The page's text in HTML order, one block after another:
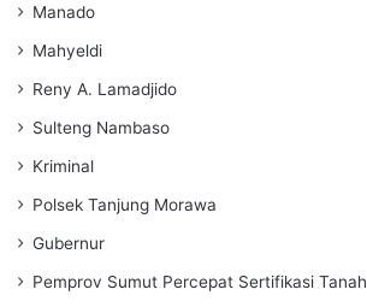
Manado
Mahyeldi
Reny A. Lamadjido
Sulteng Nambaso
Kriminal
Polsek Tanjung Morawa
Gubernur
Pemprov Sumut Percepat Sertifikasi Tanah